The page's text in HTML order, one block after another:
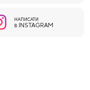
НАПИСАТИ
В INSTAGRAM